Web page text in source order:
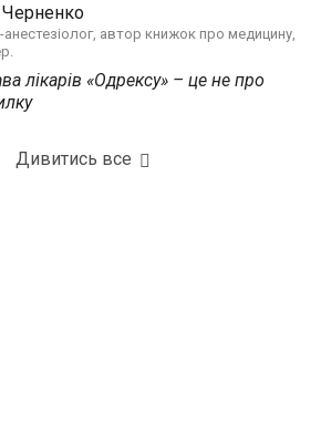
Черненко
анестезіолог, автор книжок про медицину,
лікарів «Одрексу» – це не про
Дивитись все